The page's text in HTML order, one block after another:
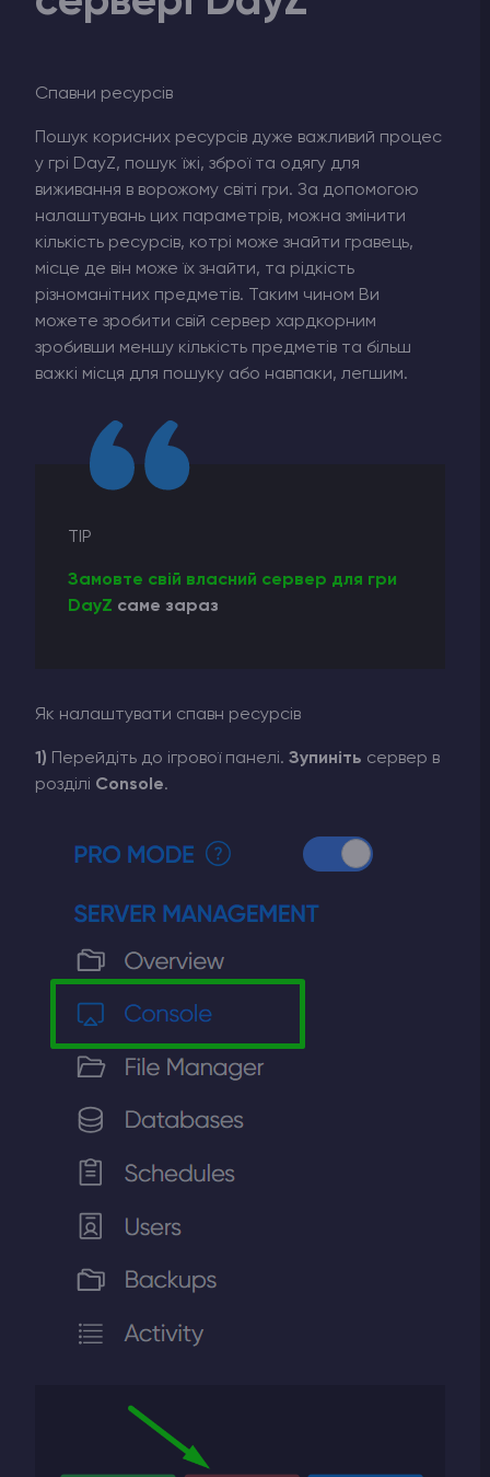
Спавни ресурсів
Пошук корисних ресурсів дуже важливий процес
у грі DayZ, пошук їжі, зброї та одягу для
виживання в ворожому світі гри. За допомогою
налаштувань цих параметрів, можна змінити
кількість ресурсів, котрі може знайти гравець,
місце де він може їх знайти, та рідкість
різноманітних предметів. Таким чином Ви
можете зробити свій сервер хардкорним
зробивши меншу кількість предметів та більш
важкі місця для пошуку або навпаки, легшим.
TIP
Замовте свій власний сервер для гри
DayZ саме зараз
Як налаштувати спавн ресурсів
1) Перейдіть до ігрової панелі. Зупиніть сервер в
розділі Console.